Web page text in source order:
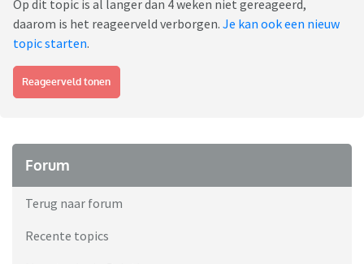
Op dit topic is al langer dan 4 weken niet gereageerd,
daarom is het reageerveld verborgen. Je kan ook een nieuw
topic starten.
Reageerveld tonen
Forum
Terug naar forum
Recente topics